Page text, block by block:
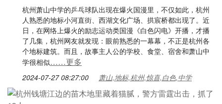
杭州萧山中学的乒乓球队出现在爆火国漫里，不仅如此，杭州
人熟悉的地标小河直街、西湖文化广场、拱宸桥都出现了。近
日，在网络上爆火的励志运动类国漫《白色闪电》开播，才播
了几集，杭州网友就发现：眼前熟悉的一幕幕，不正是杭州各
个地标建筑。而且，故事主人公的学校、食堂、宿舍和萧山中
学很相似……更多
2024-07-27 08:27:00 萧山,地标,杭州,惊喜,白色,中学